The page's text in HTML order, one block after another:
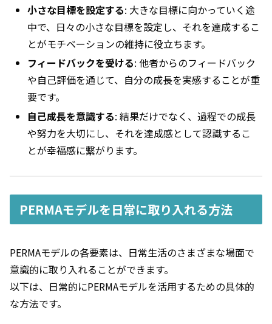
小さな目標を設定する: 大きな目標に向かっていく途
中で、日々の小さな目標を設定し、それを達成するこ
とがモチベーションの維持に役立ちます。
フィードバックを受ける: 他者からのフィードバック
や自己評価を通じて、自分の成長を実感することが重
要です。
自己成長を意識する: 結果だけでなく、過程での成長
や努力を大切にし、それを達成感として認識するこ
とが幸福感に繋がります。
PERMAモデルを日常に取り入れる方法
PERMAモデルの各要素は、日常生活のさまざまな場面で
意識的に取り入れることができます。
以下は、日常的にPERMAモデルを活用するための具体的
な方法です。